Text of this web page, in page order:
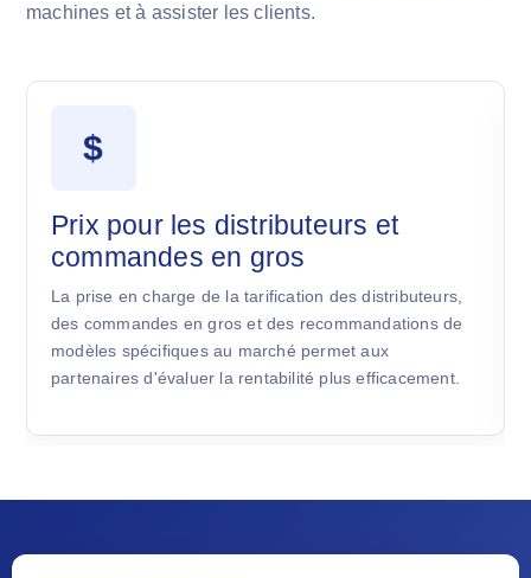
machines et à assister les clients.
$
Prix pour les distributeurs et
commandes en gros
La prise en charge de la tarification des distributeurs,
des commandes en gros et des recommandations de
modèles spécifiques au marché permet aux
partenaires d'évaluer la rentabilité plus efficacement.